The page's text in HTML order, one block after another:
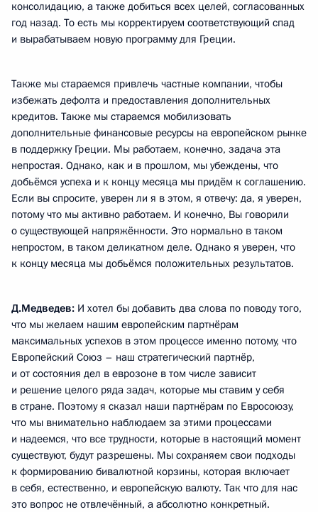
консолидацию, а также добиться всех целей, согласованных
год назад. То есть мы корректируем соответствующий спад
и вырабатываем новую программу для Греции.
Также мы стараемся привлечь частные компании, чтобы
избежать дефолта и предоставления дополнительных
кредитов. Также мы стараемся мобилизовать
дополнительные финансовые ресурсы на европейском рынке
в поддержку Греции. Мы работаем, конечно, задача эта
непростая. Однако, как и в прошлом, мы убеждены, что
добьёмся успеха и к концу месяца мы придём к соглашению.
Если вы спросите, уверен ли я в этом, я отвечу: да, я уверен,
потому что мы активно работаем. И конечно, Вы говорили
о существующей напряжённости. Это нормально в таком
непростом, в таком деликатном деле. Однако я уверен, что
к концу месяца мы добьёмся положительных результатов.
Д.Медведев: И хотел бы добавить два слова по поводу того,
что мы желаем нашим европейским партнёрам
максимальных успехов в этом процессе именно потому, что
Европейский Союз – наш стратегический партнёр,
и от состояния дел в еврозоне в том числе зависит
и решение целого ряда задач, которые мы ставим у себя
в стране. Поэтому я сказал наши партнёрам по Евросоюзу,
что мы внимательно наблюдаем за этими процессами
и надеемся, что все трудности, которые в настоящий момент
существуют, будут разрешены. Мы сохраняем свои подходы
к формированию бивалютной корзины, которая включает
в себя, естественно, и европейскую валюту. Так что для нас
это вопрос не отвлечённый, а абсолютно конкретный.